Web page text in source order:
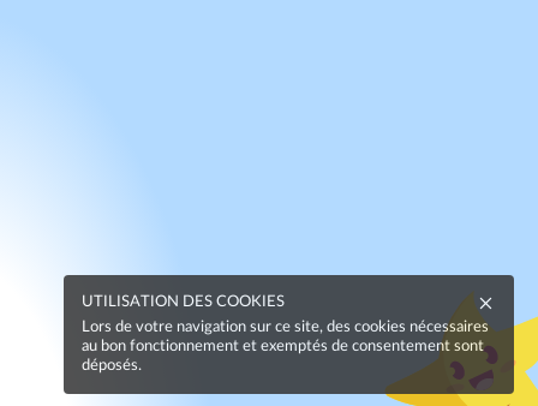
UTILISATION DES COOKIES
Lors de votre navigation sur ce site, des cookies nécessaires
au bon fonctionnement et exemptés de consentement sont
déposés.